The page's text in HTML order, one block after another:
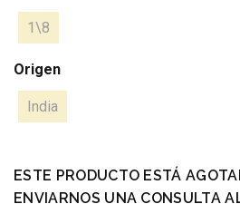
1\8
Origen
India
ESTE PRODUCTO ESTÁ
ENVIARNOS UNA CONSULTA